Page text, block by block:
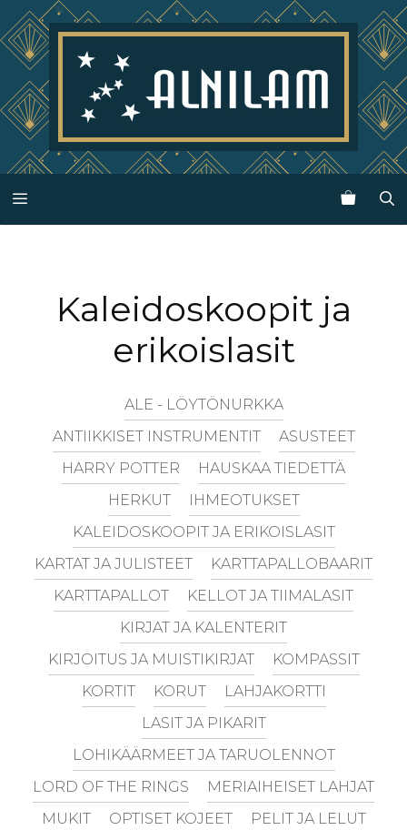
Siirry
sisältöön
Kaleidoskoopit ja
erikoislasit
ALE - LÖYTÖNURKKA
ANTIIKKISET INSTRUMENTIT
ASUSTEET
HARRY POTTER
HAUSKAA TIEDETTÄ
HERKUT
IHMEOTUKSET
KALEIDOSKOOPIT JA ERIKOISLASIT
KARTAT JA JULISTEET
KARTTAPALLOBAARIT
KARTTAPALLOT
KELLOT JA TIIMALASIT
KIRJAT JA KALENTERIT
KIRJOITUS JA MUISTIKIRJAT
KOMPASSIT
KORTIT
KORUT
LAHJAKORTTI
LASIT JA PIKARIT
LOHIKÄÄRMEET JA TARUOLENNOT
LORD OF THE RINGS
MERIAIHEISET LAHJAT
MUKIT
OPTISET KOJEET
PELIT JA LELUT